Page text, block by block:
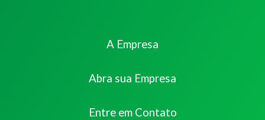
A Empresa
Abra sua Empresa
Entre em Contato